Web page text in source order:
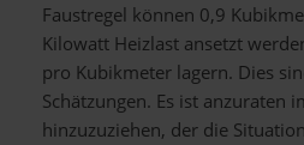
Faustregel können 0,9
Kilowatt Heizlast ansetzt
pro Kubikmeter lagern. Dies
Schätzungen. Es ist anzuraten
hinzuzuziehen, der die